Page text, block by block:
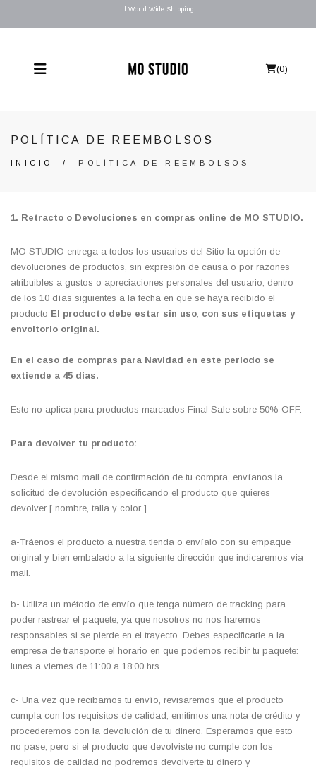
l World Wide Shipping
(0)
POLÍTICA DE REEMBOLSOS
INICIO / POLÍTICA DE REEMBOLSOS
1. Retracto o Devoluciones en compras online de MO STUDIO.
MO STUDIO entrega a todos los usuarios del Sitio la opción de
devoluciones de productos, sin expresión de causa o por razones
atribuibles a gustos o apreciaciones personales del usuario, dentro
de los 10 días siguientes a la fecha en que se haya recibido el
producto El producto debe estar sin uso, con sus etiquetas y
envoltorio original.
En el caso de compras para Navidad en este periodo se
extiende a 45 dias.
Esto no aplica para productos marcados Final Sale sobre 50% OFF.
Para devolver tu producto:
Desde el mismo mail de confirmación de tu compra, envíanos la
solicitud de devolución especificando el producto que quieres
devolver [ nombre, talla y color ].
a-Tráenos el producto a nuestra tienda o envíalo con su empaque
original y bien embalado a la siguiente dirección que indicaremos via
mail.
b- Utiliza un método de envío que tenga número de tracking para
poder rastrear el paquete, ya que nosotros no nos haremos
responsables si se pierde en el trayecto. Debes especificarle a la
empresa de transporte el horario en que podemos recibir tu paquete:
lunes a viernes de 11:00 a 18:00 hrs
c- Una vez que recibamos tu envío, revisaremos que el producto
cumpla con los requisitos de calidad, emitimos una nota de crédito y
procederemos con la devolución de tu dinero. Esperamos que esto
no pase, pero si el producto que devolviste no cumple con los
requisitos de calidad no podremos devolverte tu dinero y